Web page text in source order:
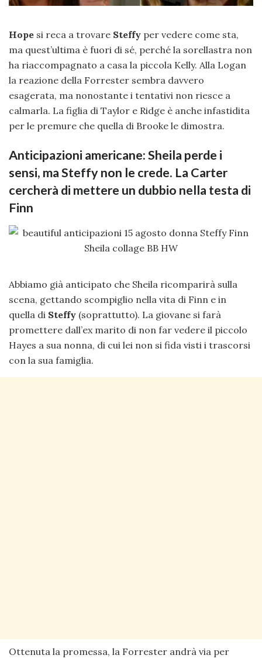
Hope si reca a trovare Steffy per vedere come sta,
ma quest’ultima è fuori di sé, perché la sorellastra non
ha riaccompagnato a casa la piccola Kelly. Alla Logan
la reazione della Forrester sembra davvero
esagerata, ma nonostante i tentativi non riesce a
calmarla. La figlia di Taylor e Ridge è anche infastidita
per le premure che quella di Brooke le dimostra.
Anticipazioni americane: Sheila perde i
sensi, ma Steffy non le crede. La Carter
cercherà di mettere un dubbio nella testa di
Finn
Abbiamo già anticipato che Sheila ricomparirà sulla
scena, gettando scompiglio nella vita di Finn e in
quella di Steffy (soprattutto). La giovane si farà
promettere dall’ex marito di non far vedere il piccolo
Hayes a sua nonna, di cui lei non si fida visti i trascorsi
con la sua famiglia.
Ottenuta la promessa, la Forrester andrà via per